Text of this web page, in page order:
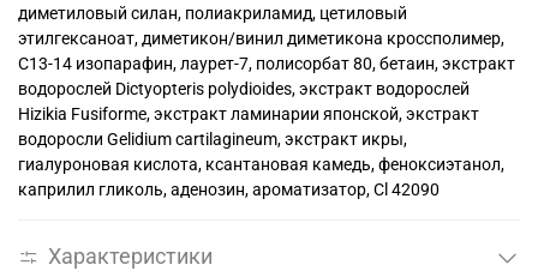
диметиловый силан, полиакриламид, цетиловый
этилгексаноат, диметикон/винил диметикона кроссполимер,
С13-14 изопарафин, лаурет-7, полисорбат 80, бетаин, экстракт
водорослей Dictyopteris polydioides, экстракт водорослей
Hizikia Fusiforme, экстракт ламинарии японской, экстракт
водоросли Gelidium cartilagineum, экстракт икры,
гиалуроновая кислота, ксантановая камедь, феноксиэтанол,
каприлил гликоль, аденозин, ароматизатор, Cl 42090
Характеристики